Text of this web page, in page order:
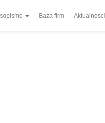
Baza firm Aktualności